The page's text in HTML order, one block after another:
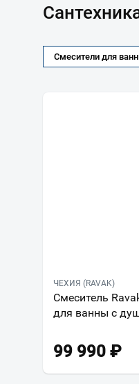
Смесители для
ЧЕХИЯ (RAVAK)
Смеситель
для ванны с
99 990 ₽